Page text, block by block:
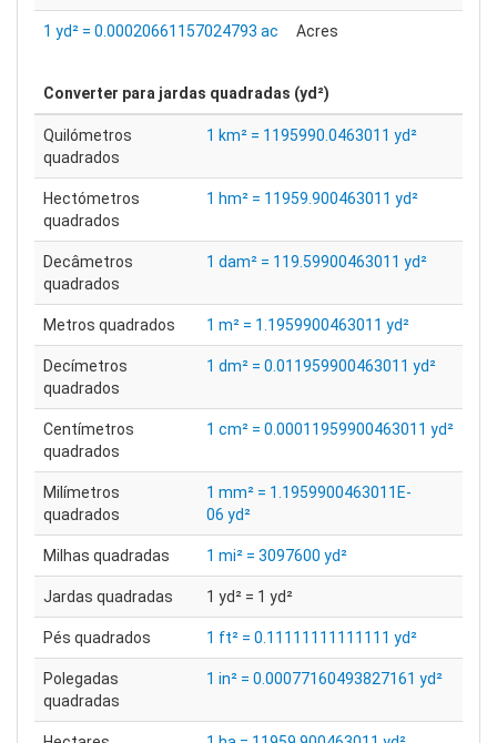
1 yd² = 0.00020661157024793 ac Acres
Converter para jardas quadradas (yd²)
Quilómetros
quadrados
1 km² = 1195990.0463011 yd²
Hectómetros
quadrados
1 hm² = 11959.900463011 yd²
Decâmetros
quadrados
1 dam² = 119.59900463011 yd²
Metros quadrados 1 m² = 1.1959900463011 yd²
Decímetros
quadrados
1 dm² = 0.011959900463011 yd²
Centímetros
quadrados
1 cm² = 0.00011959900463011 yd²
Milímetros
quadrados
1 mm² = 1.1959900463011E-
06 yd²
Milhas quadradas 1 mi² = 3097600 yd²
Jardas quadradas 1 yd² = 1 yd²
Pés quadrados 1 ft² = 0.11111111111111 yd²
Polegadas
quadradas
1 in² = 0.00077160493827161 yd²